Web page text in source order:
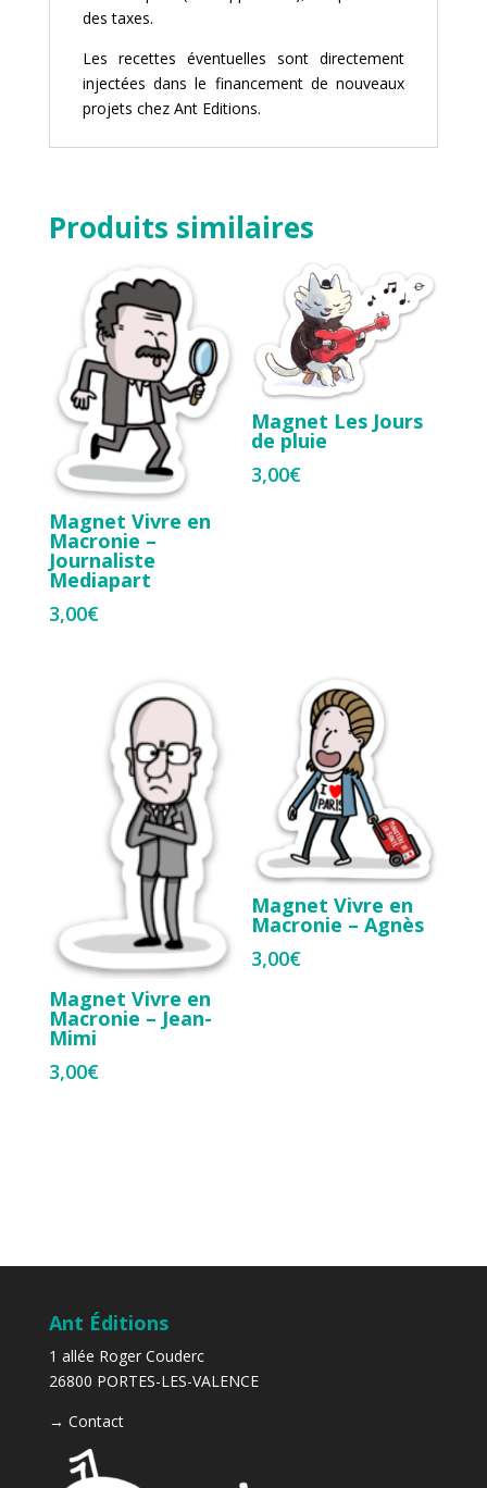
des taxes.
Les recettes éventuelles sont directement
injectées dans le financement de nouveaux
projets chez Ant Editions.
Produits similaires
Magnet Vivre en
Macronie –
Journaliste
Mediapart
3,00€
Magnet Les Jours
de pluie
3,00€
Magnet Vivre en
Macronie – Jean-
Mimi
3,00€
Magnet Vivre en
Macronie – Agnès
3,00€
Ant Éditions
1 allée Roger Couderc
26800 PORTES-LES-VALENCE
→ Contact